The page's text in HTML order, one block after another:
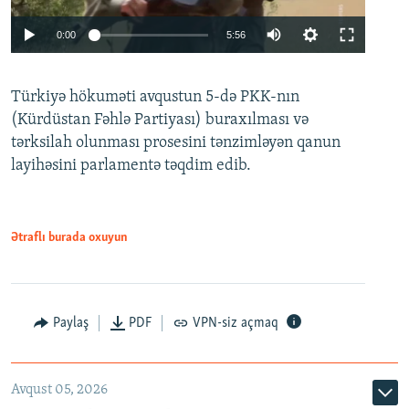
Auto 240p 360p 480p
720p 1080p
0:00 5:56
360p
480p
Türkiyə hökuməti avqustun 5-də PKK-nın
(Kürdüstan Fəhlə Partiyası) buraxılması və
tərksilah olunması prosesini tənzimləyən qanun
layihəsini parlamentə təqdim edib.
Ətraflı burada oxuyun
Paylaş PDF VPN-siz açmaq
Avqust 05, 2026